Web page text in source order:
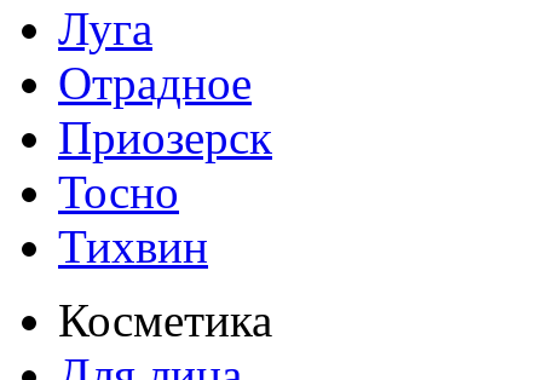
Луга
Отрадное
Приозерск
Тосно
Тихвин
Косметика